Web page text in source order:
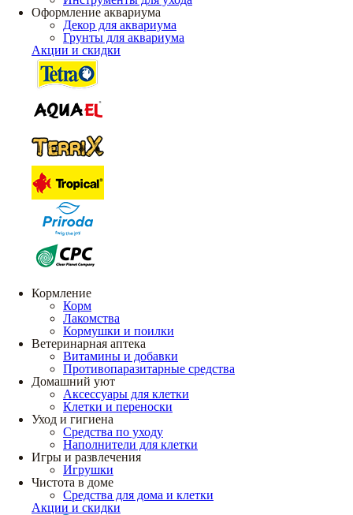
Оформление аквариума
Декор для аквариума
Грунты для аквариума
Акции и скидки
Кормление
Корм
Лакомства
Кормушки и поилки
Ветеринарная аптека
Витамины и добавки
Противопаразитарные средства
Домашний уют
Аксессуары для клетки
Клетки и переноски
Уход и гигиена
Средства по уходу
Наполнители для клетки
Игры и развлечения
Игрушки
Чистота в доме
Средства для дома и клетки
Акции и скидки